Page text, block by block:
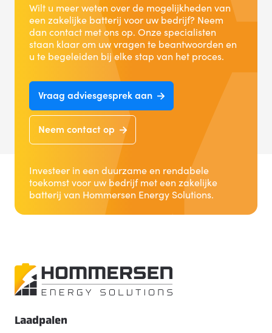
Wilt u meer weten over de mogelijkheden van
een zakelijke batterij voor uw bedrijf? Neem
dan contact met ons op. Onze specialisten
staan klaar om uw vragen te beantwoorden en
u te begeleiden bij elke stap van het proces.
Vraag adviesgesprek aan
Neem contact op
Investeer in een duurzame en rendabele
toekomst voor uw bedrijf met een zakelijke
batterij van Hommersen Energy Solutions.
Laadpalen